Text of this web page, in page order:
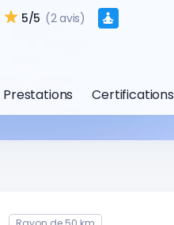
5/5 (2 avis)
Prestations Certifications